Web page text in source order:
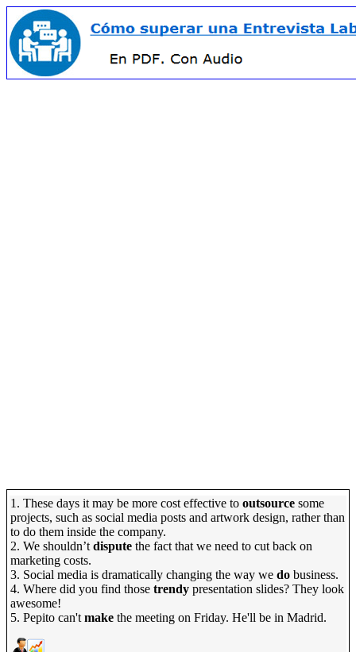
1. These days it may be more cost effective to outsource some
projects, such as social media posts and artwork design, rather than
to do them inside the company.
2. We shouldn’t dispute the fact that we need to cut back on
marketing costs.
3. Social media is dramatically changing the way we do business.
4. Where did you find those trendy presentation slides? They look
awesome!
5. Pepito can't make the meeting on Friday. He'll be in Madrid.